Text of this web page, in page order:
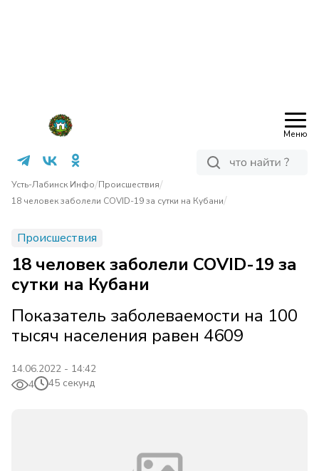
Меню
Усть-Лабинск Инфо/Происшествия/
18 человек заболели COVID-19 за сутки на Кубани/
Происшествия
18 человек заболели COVID-19 за
сутки на Кубани
Показатель заболеваемости на 100
тысяч населения равен 4609
14.06.2022 - 14:42
4
45 секунд